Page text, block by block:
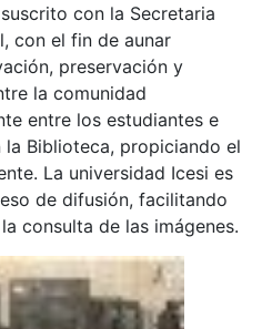
con la Secretaria
con el fin de aunar
preservación y
la comunidad
entre los estudiantes e
Biblioteca, propiciando el
La universidad Icesi es
de difusión, facilitando
consulta de las imágenes.